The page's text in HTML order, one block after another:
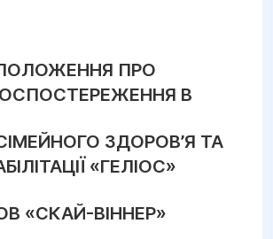
ПРО
В
ЗДОРОВ’Я ТА
«ГЕЛІОС»
«СКАЙ-ВІННЕР»